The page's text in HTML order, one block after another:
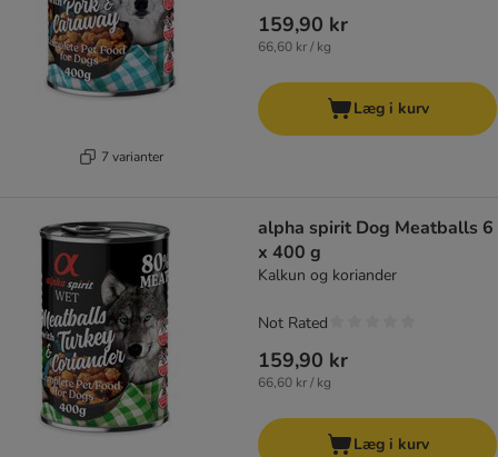
7 varianter
159,90 kr
66,60 kr / kg
Læg i kurv
alpha spirit Dog Meatballs 6
x 400 g
Kalkun og koriander
159,90 kr
66,60 kr / kg
Not Rated
Læg i kurv